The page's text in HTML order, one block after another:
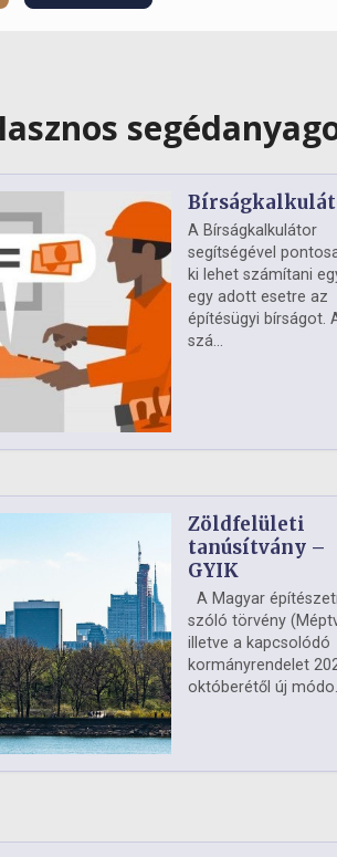
A Bírságkalkulátor
segítségével
ki lehet számítani
egy adott esetre az
építésügyi bírságot.
szá...
Zöldfelületi
tanúsítvány –
GYIK
A Magyar
szóló törvény
illetve a kapcsolódó
kormányrendelet
októberétől új